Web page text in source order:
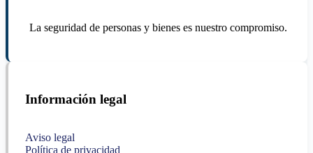
La seguridad de personas y bienes es nuestro compromiso.
Información legal
Aviso legal
Política de privacidad